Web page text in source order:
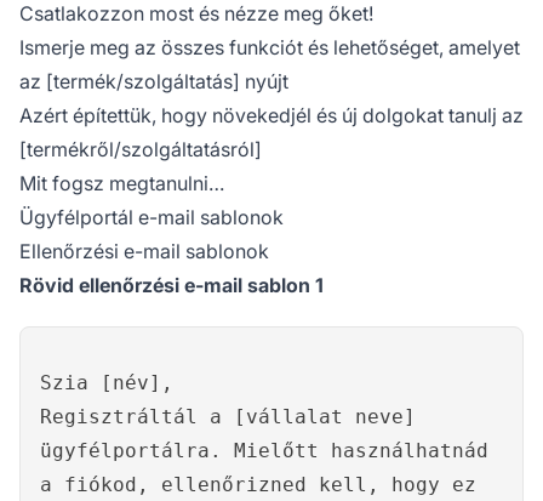
Csatlakozzon most és nézze meg őket!
Ismerje meg az összes funkciót és lehetőséget, amelyet
az [termék/szolgáltatás] nyújt
Azért építettük, hogy növekedjél és új dolgokat tanulj az
[termékről/szolgáltatásról]
Mit fogsz megtanulni…
Ügyfélportál e-mail sablonok
Ellenőrzési e-mail sablonok
Rövid ellenőrzési e-mail sablon 1
Szia [név],
Regisztráltál a [vállalat neve]
ügyfélportálra. Mielőtt használhatnád
a fiókod, ellenőrizned kell, hogy ez